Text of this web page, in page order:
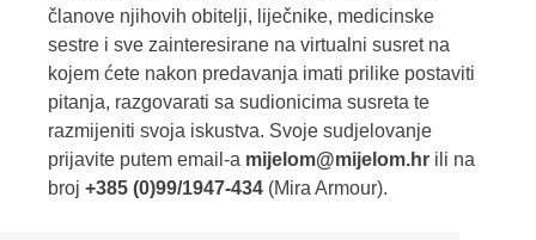
članove njihovih obitelji, liječnike, medicinske
sestre i sve zainteresirane na virtualni susret na
kojem ćete nakon predavanja imati prilike postaviti
pitanja, razgovarati sa sudionicima susreta te
razmijeniti svoja iskustva. Svoje sudjelovanje
prijavite putem email-a mijelom@mijelom.hr ili na
broj +385 (0)99/1947-434 (Mira Armour).